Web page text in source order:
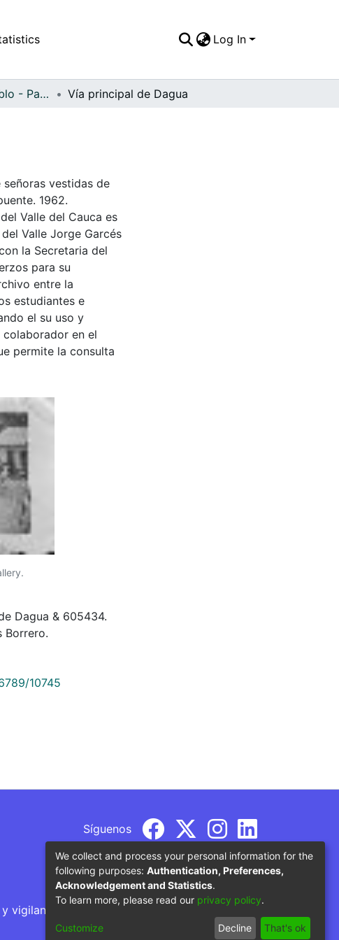
Log In
APFFVC - El Pueblo - Patrimonial Vía principal de Dagua
vestidas de
1962.
Valle del Cauca es
Valle Jorge Garcés
la Secretaria del
para su
entre la
estudiantes e
el su uso y
colaborador en el
permite la consulta
Dagua & 605434.
Borrero.
10745
Síguenos
vigilancia por parte del Ministerio de Educación
We collect and process your personal information for the
following purposes: Authentication, Preferences,
Acknowledgement and Statistics.
To learn more, please read our privacy policy.
Customize Decline That's ok